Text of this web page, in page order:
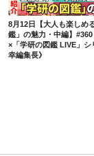
8月12日【大人も楽しめ
鑑」の魅力・中編】
×「学研の図鑑 LIVE」シ
幸編集長》